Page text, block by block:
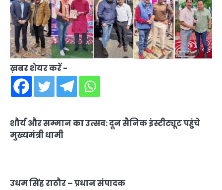
ख़बर शेयर करें -
शौर्य और सम्मान का उत्सव: दून सैनिक इंस्टीट्यूट पहुंचे
मुख्यमंत्री धामी
उधम सिंह राठौर – प्रधान संपादक